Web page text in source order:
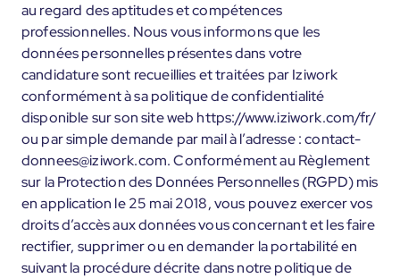
au regard des aptitudes et compétences
professionnelles. Nous vous informons que les
données personnelles présentes dans votre
candidature sont recueillies et traitées par Iziwork
conformément à sa politique de confidentialité
disponible sur son site web https://www.iziwork.com/fr/
ou par simple demande par mail à l’adresse : contact-
donnees@iziwork.com. Conformément au Règlement
sur la Protection des Données Personnelles (RGPD) mis
en application le 25 mai 2018, vous pouvez exercer vos
droits d’accès aux données vous concernant et les faire
rectifier, supprimer ou en demander la portabilité en
suivant la procédure décrite dans notre politique de